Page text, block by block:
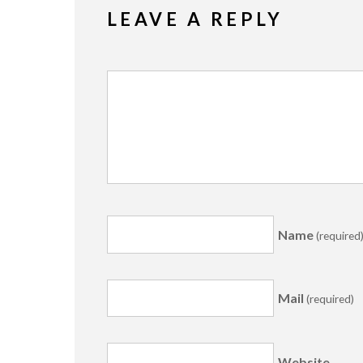
LEAVE A REPLY
Name
Mail(required)